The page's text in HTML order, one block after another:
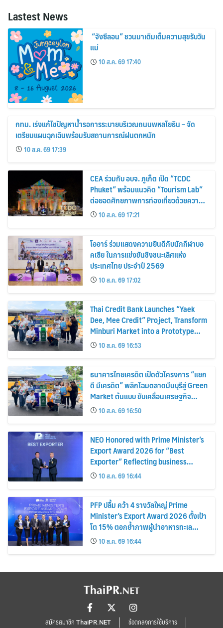
Lastest News
“จังซีลอน” ชวนมาเติมเต็มความสุขรับวัน
แม่
10 ส.ค. 69 17:40
กทม. เร่งแก้ไขปัญหาน้ำรอการระบายบริเวณถนนพหลโยธิน – จัด
เตรียมแผนฉุกเฉินพร้อมรับสถานการณ์ฝนตกหนัก
10 ส.ค. 69 17:39
CEA ร่วมกับ อบจ. ภูเก็ต เปิด “TCDC
Phuket” พร้อมแนวคิด “Tourism Lab”
ต่อยอดศักยภาพการท่องเที่ยวด้วยความ
คิดสร้างสรรค์ ขับเคลื่อนเศรษฐกิจ
สร้างสรรค์ของภูเก็ต
10 ส.ค. 69 17:21
โออาร์ ร่วมแสดงความยินดีกับนักกีฬาบอ
คเซีย ในการแข่งขันชิงชนะเลิศแห่ง
ประเทศไทย ประจำปี 2569
10 ส.ค. 69 17:02
Thai Credit Bank Launches “Yaek
Dee, Mee Credit” Project, Transform
Minburi Market into a Prototype
Green Market, Driving the Circular
Economy and Turning Waste into
Extra Income for Vendors
10 ส.ค. 69 16:53
ธนาคารไทยเครดิต เปิดตัวโครงการ “แยก
ดี มีเครดิต” พลิกโฉมตลาดมีนบุรีสู่ Green
Market ต้นแบบ ขับเคลื่อนเศรษฐกิจ
หมุนเวียน พลิกขยะสร้างรายได้เสริมให้ผู้
ค้า
10 ส.ค. 69 16:50
NEO Honored with Prime Minister’s
Export Award 2026 for “Best
Exporter” Reflecting business
excellence, elevating Thai products
globally
10 ส.ค. 69 16:44
PFP ปลื้ม คว้า 4 รางวัลใหญ่ Prime
Minister’s Export Award 2026 ตั้งเป้า
โต 15% ตอกย้ำภาพผู้นำอาหารทะเล
แปรรูป
10 ส.ค. 69 16:44
สมัครสมาชิก ThaiPR.NET ข้อตกลงการใช้บริการ